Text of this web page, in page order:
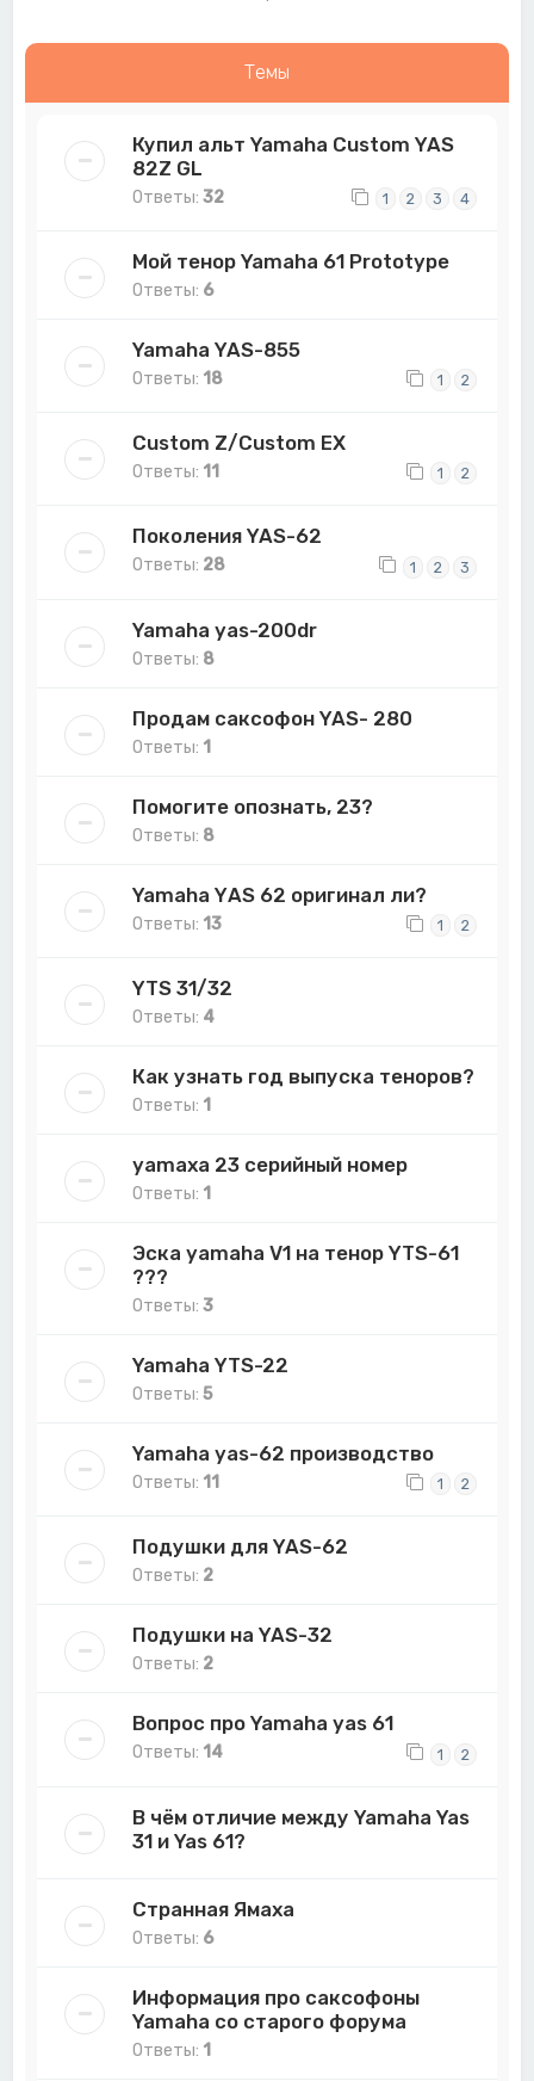
Темы
Купил альт Yamaha Custom YAS
82Z GL
Ответы:32 1 2 3 4
Мой тенор Yamaha 61 Prototype
Ответы: 6
Yamaha YAS-855
Ответы: 18 1 2
Custom Z/Custom EX
Ответы: 11 1 2
Поколения YAS-62
Ответы: 28 1 2 3
Yamaha yas-200dr
Ответы: 8
Продам саксофон YAS- 280
Ответы: 1
Помогите опознать, 23?
Ответы: 8
Yamaha YАS 62 оригинал ли?
Ответы: 13 1 2
YTS 31/32
Ответы: 4
Как узнать год выпуска теноров?
Ответы: 1
yamaxa 23 серийный номер
Ответы: 1
Эска yamaha V1 на тенор YTS-61
???
Ответы:3
Yamaha YTS-22
Ответы:5
Yamaha yas-62 производство
Ответы: 11 1 2
Подушки для YAS-62
Ответы: 2
Подушки на YAS-32
Ответы: 2
Вопрос про Yamaha yas 61
Ответы: 14 1 2
В чём отличие между Yamaha Yas
31 и Yas 61?
Странная Ямаха
Ответы: 6
Информация про саксофоны
Yamaha со старого форума
Ответы: 1